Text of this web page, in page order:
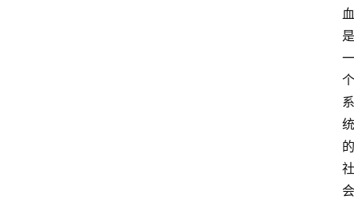
血
是
一
个
系
统
的
社
会